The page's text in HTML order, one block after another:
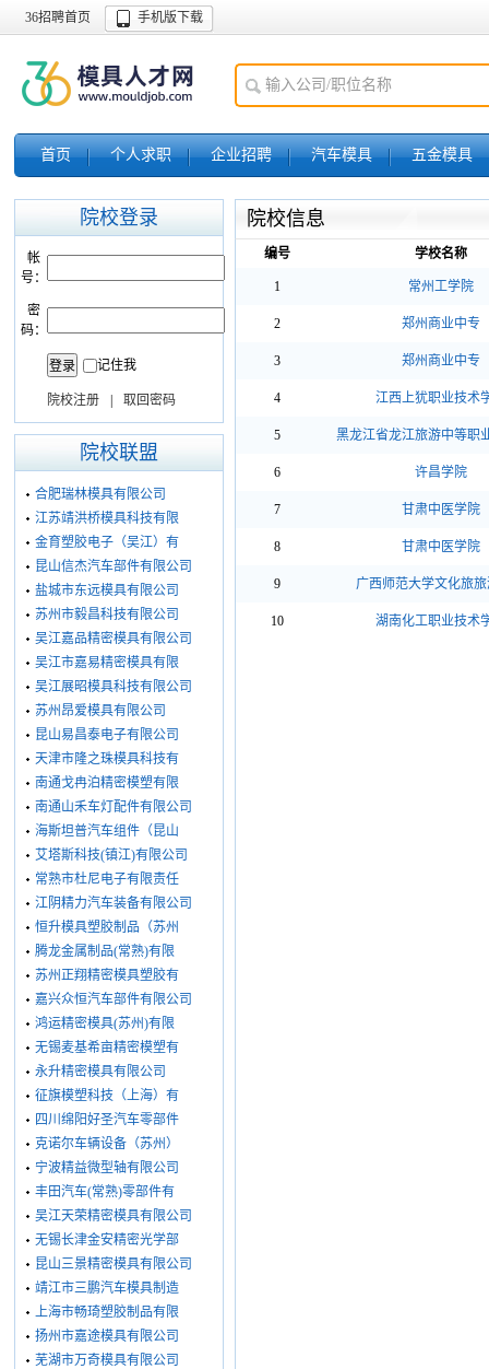
36招聘首页 手机版下载
首页 个人求职 企业招聘 汽车模具 五金模具
院校登录
帐
号：
密
码：
记住我
院校注册 取回密码
院校联盟
合肥瑞林模具有限公司
江苏靖洪桥模具科技有限
金育塑胶电子（吴江）有
昆山信杰汽车部件有限公司
盐城市东远模具有限公司
苏州市毅昌科技有限公司
吴江嘉品精密模具有限公司
吴江市嘉易精密模具有限
吴江展昭模具科技有限公司
苏州昂爱模具有限公司
昆山易昌泰电子有限公司
天津市隆之珠模具科技有
南通戈冉泊精密模塑有限
南通山禾车灯配件有限公司
海斯坦普汽车组件（昆山
艾塔斯科技(镇江)有限公司
常熟市杜尼电子有限责任
江阴精力汽车装备有限公司
恒升模具塑胶制品（苏州
腾龙金属制品(常熟)有限
苏州正翔精密模具塑胶有
嘉兴众恒汽车部件有限公司
鸿运精密模具(苏州)有限
无锡麦基希亩精密模塑有
永升精密模具有限公司
征旗模塑科技（上海）有
四川绵阳好圣汽车零部件
克诺尔车辆设备（苏州）
宁波精益微型轴有限公司
丰田汽车(常熟)零部件有
吴江天荣精密模具有限公司
无锡长津金安精密光学部
昆山三景精密模具有限公司
靖江市三鹏汽车模具制造
上海市畅琦塑胶制品有限
扬州市嘉途模具有限公司
芜湖市万奇模具有限公司
院校信息
编号 学校名称
1 常州工学院
2 郑州商业中专
3 郑州商业中专
4 江西上犹职业技术
5 黑龙江省龙江旅游中等职
6 许昌学院
7 甘肃中医学院
8 甘肃中医学院
9 广西师范大学文化旅
10 湖南化工职业技术